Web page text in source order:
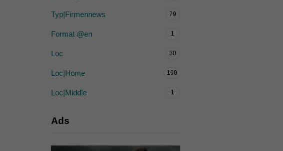
Typ|Firmennews 79
Format @en 1
Loc 30
Loc|Home 190
Loc|Middle 1
Ads